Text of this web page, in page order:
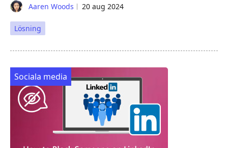
Aaren Woods 20 aug 2024
Lösning
Sociala media